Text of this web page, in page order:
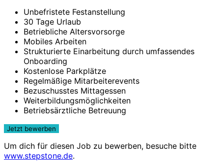
Unbefristete Festanstellung
30 Tage Urlaub
Betriebliche Altersvorsorge
Mobiles Arbeiten
Strukturierte Einarbeitung durch umfassendes
Onboarding
Kostenlose Parkplätze
Regelmäßige Mitarbeiterevents
Bezuschusstes Mittagessen
Weiterbildungsmöglichkeiten
Betriebsärztliche Betreuung
Um dich für diesen Job zu bewerben, besuche bitte
www.stepstone.de.